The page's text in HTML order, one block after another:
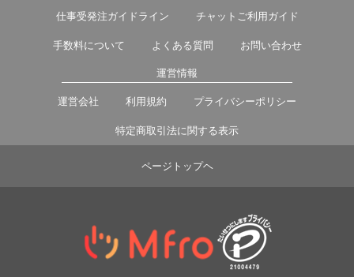
仕事受発注ガイドライン チャットご利用ガイド
手数料について よくある質問 お問い合わせ
運営情報
運営会社 利用規約 プライバシーポリシー
特定商取引法に関する表示
ページトップヘ